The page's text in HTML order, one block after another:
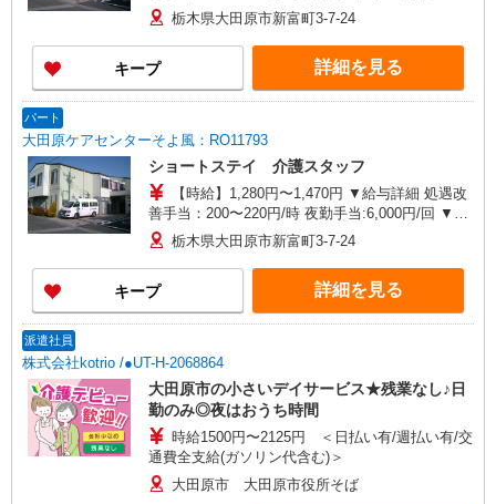
記別途支給 通勤手当 年末年始手当：380円/時 寸
志あり：年2回（6月・12月） ※業績による ※処
遇改善手当は試用期間中(3ヶ月)は支給なし
栃木県大田原市新富町3-7-24
キープ 詳細を見る
パート
大田原ケアセンターそよ風：RO11793
ショートステイ 介護スタッフ
【時給】1,280円〜1,470円 ▼給与詳細 処遇改
善手当：200〜220円/時 夜勤手当:6,000円/回 ▼下
記別途支給 通勤手当 年末年始手当：380円/時 寸
志あり：年2回（6月・12月） ※業績による ※処
遇改善手当は試用期間中(3ヶ月)は支給なし
栃木県大田原市新富町3-7-24
キープ 詳細を見る
派遣社員
株式会社kotrio /●UT-H-2068864
大田原市の小さいデイサービス★残業なし♪日
勤のみ◎夜はおうち時間
時給1500円〜2125円 ＜日払い有/週払い有/交
通費全支給(ガソリン代含む)＞
大田原市 大田原市役所そば